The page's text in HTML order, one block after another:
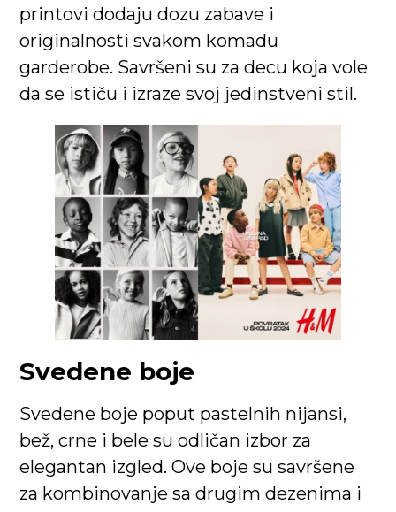
printovi dodaju dozu zabave i
originalnosti svakom komadu
garderobe. Savršeni su za decu koja vole
da se ističu i izraze svoj jedinstveni stil.
Svedene boje
Svedene boje poput pastelnih nijansi,
bež, crne i bele su odličan izbor za
elegantan izgled. Ove boje su savršene
za kombinovanje sa drugim dezenima i